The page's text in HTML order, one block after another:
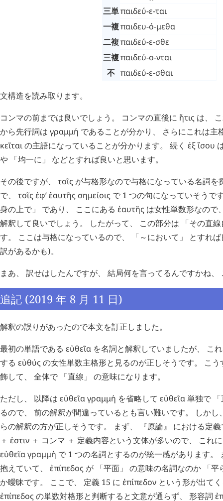
三単παιδεύ-ε-ται
一複παιδευ-ό-μεθα
二複παιδεύ-ε-σθε
三複παιδεύ-ο-νται
不 παιδεύ-ε-σθαι
文構造を読み取ります。
コンマの前までは良いでしょう。 コンマの直後に ἥτις は、
から先行詞は γραμμή であることが分かり、 さらにこれは主
κεῖταιの主語になっていることが分かります。 続く ἐξἴσου
や 「均一に」 などとすれば良いと思います。
その後ですが、 τοῖς が与格形なので与格になっている名詞を
で、 τοῖς ἐφ’ἑαυτῆς σημείοις で 1 つの句になっていそうで
身の上で」 であり、 ここにある ἑαυτῆς は女性単数形なので
解釈して良いでしょう。 したがって、 この部分は 「その直
す。 ここは与格になっているので、 「～において」 とすれ
訳があるかも)。
まあ、 訳せはしたんですが、 結局何を言ってるんですかね、
追記 (2019 年 8 月 11 日)
解釈の誤りがあったので本文を訂正しました。
最初の単語である εὐθεῖα を名詞と解釈していましたが、 こ
する εὐθύς の女性単数主格形と見るのが正しそうです。 こ
飾して、 全体で 「直線」 の意味になります。
ただし、 以降は εὐθεῖαγραμμή を省略して εὐθεῖα単独で
るので、 前の解釈が間違っているとも言い難いです。 しか
らの解釈の方が正しそうです。 まず、 『原論』 における定
＋ ἐστιν ＋ コンマ ＋ 定義内容という文体が多いので、 これ
εὐθεῖαγραμμή で 1 つの名詞とするのが統一感があります。
抱えていて、 ἐπίπεδος が 「平面」 の意味の名詞なのか 「
か曖昧です。 ここで、 定義 15 に ἐπίπεδον という形が出て
ἐπίπεδος の単数対格形と判断すると文意が通らず、 形容詞